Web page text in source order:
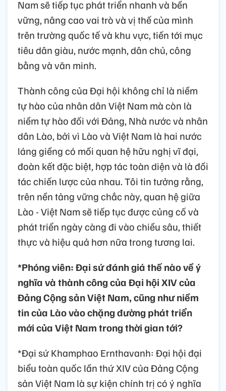
Nam sẽ tiếp tục phát triển nhanh và bền
vững, nâng cao vai trò và vị thế của mình
trên trường quốc tế và khu vực, tiến tới mục
tiêu dân giàu, nước mạnh, dân chủ, công
bằng và văn minh.
Thành công của Đại hội không chỉ là niềm
tự hào của nhân dân Việt Nam mà còn là
niềm tự hào đối với Đảng, Nhà nước và nhân
dân Lào, bởi vì Lào và Việt Nam là hai nước
láng giềng có mối quan hệ hữu nghị vĩ đại,
đoàn kết đặc biệt, hợp tác toàn diện và là đối
tác chiến lược của nhau. Tôi tin tưởng rằng,
trên nền tảng vững chắc này, quan hệ giữa
Lào - Việt Nam sẽ tiếp tục được củng cố và
phát triển ngày càng đi vào chiều sâu, thiết
thực và hiệu quả hơn nữa trong tương lai.
*Phóng viên: Đại sứ đánh giá thế nào về ý
nghĩa và thành công của Đại hội XIV của
Đảng Cộng sản Việt Nam, cũng như niềm
tin của Lào vào chặng đường phát triển
mới của Việt Nam trong thời gian tới?
*Đại sứ Khamphao Ernthavanh: Đại hội đại
biểu toàn quốc lần thứ XIV của Đảng Cộng
sản Việt Nam là sự kiện chính trị có ý nghĩa